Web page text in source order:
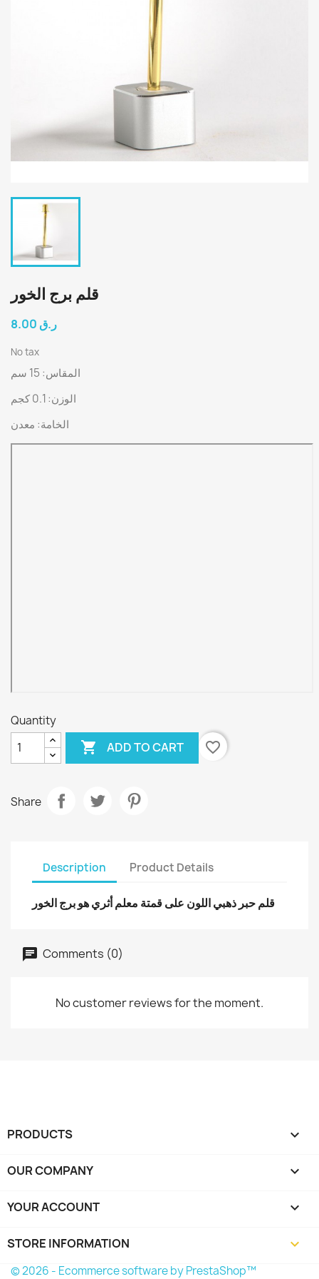
قلم برج الخور
8.00 ر.ق
No tax
المقاس: 15 سم
الوزن: 0.1 كجم
الخامة: معدن
Quantity
 ADD TO CART favorite_border
Share
Description Product Details
قلم حبر ذهبي اللون على قمتة معلم أثري هو برج الخور
Comments (0)
No customer reviews for the moment.
PRODUCTS 
OUR COMPANY 
YOUR ACCOUNT 
STORE INFORMATION keyboard_arrow_down
© 2026 - Ecommerce software by PrestaShop™